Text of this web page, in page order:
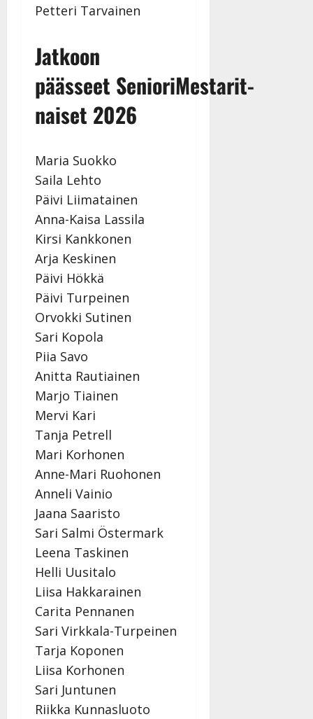
Petteri Tarvainen
Jatkoon
päässeet SenioriMestarit-
naiset 2026
Maria Suokko
Saila Lehto
Päivi Liimatainen
Anna-Kaisa Lassila
Kirsi Kankkonen
Arja Keskinen
Päivi Hökkä
Päivi Turpeinen
Orvokki Sutinen
Sari Kopola
Piia Savo
Anitta Rautiainen
Marjo Tiainen
Mervi Kari
Tanja Petrell
Mari Korhonen
Anne-Mari Ruohonen
Anneli Vainio
Jaana Saaristo
Sari Salmi Östermark
Leena Taskinen
Helli Uusitalo
Liisa Hakkarainen
Carita Pennanen
Sari Virkkala-Turpeinen
Tarja Koponen
Liisa Korhonen
Sari Juntunen
Riikka Kunnasluoto